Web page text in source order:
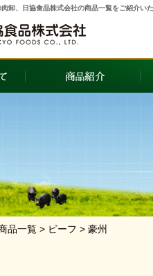
卸、日協食品株式会社の商品一覧をご紹介いた
品一覧 > ビーフ > 豪州